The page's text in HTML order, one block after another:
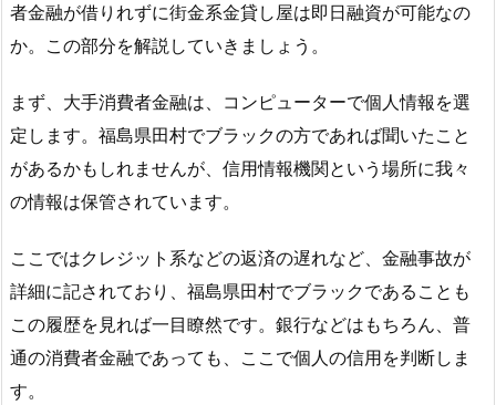
者金融が借りれずに街金系金貸し屋は即日融資が可能なの
か。この部分を解説していきましょう。
まず、大手消費者金融は、コンピューターで個人情報を選
定します。福島県田村でブラックの方であれば聞いたこと
があるかもしれませんが、信用情報機関という場所に我々
の情報は保管されています。
ここではクレジット系などの返済の遅れなど、金融事故が
詳細に記されており、福島県田村でブラックであることも
この履歴を見れば一目瞭然です。銀行などはもちろん、普
通の消費者金融であっても、ここで個人の信用を判断しま
す。